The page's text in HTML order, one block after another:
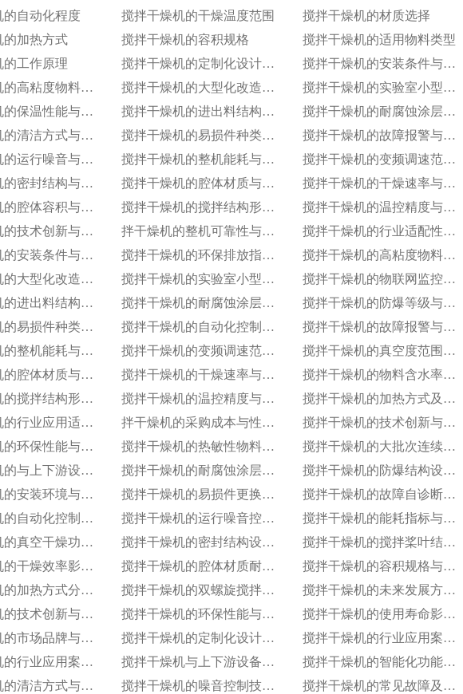
的自动化程度
搅拌干燥机的干燥温度范围 搅拌干燥机的材质选择
的加热方式
搅拌干燥机的容积规格 搅拌干燥机的适用物料类型
的工作原理
搅拌干燥机的定制化设计服务范围 搅拌干燥机的安装条件与空间布局要求
搅拌干燥机的高粘度物料干燥适配设计
搅拌干燥机的大型化改造与连续生产能力 搅拌干燥机的实验室小型化与参数复刻性
搅拌干燥机的保温性能与热损失率
搅拌干燥机的进出料结构与自动化适配 搅拌干燥机的耐腐蚀涂层技术与应用场景
搅拌干燥机的清洁方式与卫生残留标准
搅拌干燥机的易损件种类与更换周期 搅拌干燥机的故障报警与安全保护功能
搅拌干燥机的运行噪音与减震措施
搅拌干燥机的整机能耗与单位能耗标准 搅拌干燥机的变频调速范围与控制精度
搅拌干燥机的密封结构与防泄漏等级
搅拌干燥机的腔体材质与耐温耐腐蚀性能 搅拌干燥机的干燥速率与处理量参数
搅拌干燥机的腔体容积与有效装载率
搅拌干燥机的搅拌结构形式与适配物料 搅拌干燥机的温控精度与波动范围
搅拌干燥机的技术创新与专利技术应用
拌干燥机的整机可靠性与使用寿命 搅拌干燥机的行业适配性与工艺调整方案
搅拌干燥机的安装条件与空间布局要求
搅拌干燥机的环保排放指标与净化措施 搅拌干燥机的高粘度物料干燥适配设计
搅拌干燥机的大型化改造与连续生产能力
搅拌干燥机的实验室小型化与参数复刻性 搅拌干燥机的物联网监控与数据追溯能力
搅拌干燥机的进出料结构与自动化适配
搅拌干燥机的耐腐蚀涂层技术与应用场景 搅拌干燥机的防爆等级与危险环境适配性
搅拌干燥机的易损件种类与更换周期
搅拌干燥机的自动化控制模式分类 搅拌干燥机的故障报警与安全保护功能
搅拌干燥机的整机能耗与单位能耗标准
搅拌干燥机的变频调速范围与控制精度 搅拌干燥机的真空度范围与真空干燥效果
搅拌干燥机的腔体材质与耐温耐腐蚀性能
搅拌干燥机的干燥速率与处理量参数 搅拌干燥机的物料含水率控制范围
搅拌干燥机的搅拌结构形式与适配物料
搅拌干燥机的温控精度与波动范围 搅拌干燥机的加热方式及热效率指标
搅拌干燥机的行业应用适配性调整
拌干燥机的采购成本与性价比评估 搅拌干燥机的技术创新与专利成果
搅拌干燥机的环保性能与排放标准
搅拌干燥机的热敏性物料干燥工艺优化 搅拌干燥机的大批次连续生产改造
搅拌干燥机的与上下游设备兼容适配方案
搅拌干燥机的耐腐蚀涂层技术应用 搅拌干燥机的防爆结构设计规范
搅拌干燥机的安装环境与空间要求
搅拌干燥机的易损件更换周期与维护 搅拌干燥机的故障自诊断功能解析
搅拌干燥机的自动化控制等级划分
搅拌干燥机的运行噪音控制技术 搅拌干燥机的能耗指标与节能改造方案
搅拌干燥机的真空干燥功能实现原理
搅拌干燥机的密封结构设计与防泄漏技术 搅拌干燥机的搅拌桨叶结构优化方案
搅拌干燥机的干燥效率影响因素分析
搅拌干燥机的腔体材质耐高温性能指标 搅拌干燥机的容积规格与处理量匹配
搅拌干燥机的加热方式分类及适用场景
搅拌干燥机的双螺旋搅拌结构设计原理 搅拌干燥机的未来发展方向预测​
搅拌干燥机的技术创新与专利成果​
搅拌干燥机的环保性能与排放标准​ 搅拌干燥机的使用寿命影响因素​
搅拌干燥机的市场品牌与产品对比​
搅拌干燥机的定制化设计服务范围​ 搅拌干燥机的行业应用案例（化工行业）​
搅拌干燥机的行业应用案例（塑料行业）​
搅拌干燥机与上下游设备的兼容适配​ 搅拌干燥机的智能化功能发展趋势​
搅拌干燥机的清洁方式与卫生标准
搅拌干燥机的噪音控制技术应用​ 搅拌干燥机的常见故障及排除方法​